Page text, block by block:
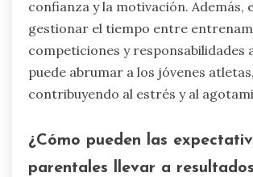
confianza y la motivación. Además,
gestionar el tiempo entre
competiciones y responsabilidades
puede abrumar a los jóvenes atletas,
contribuyendo al estrés y al
¿Cómo pueden las
parentales llevar a resultados